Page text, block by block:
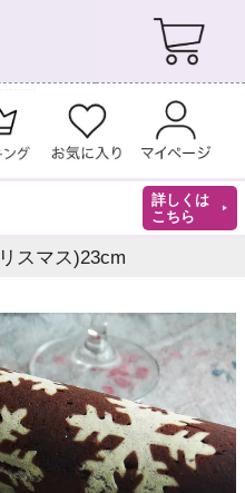
詳しくは
こちら
スマス)23cm